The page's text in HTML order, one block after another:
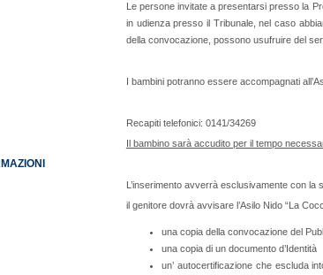
Le persone invitate a presentarsi presso la
in udienza presso il Tribunale, nel caso
della convocazione, possono usufruire del
I bambini potranno essere accompagnati
Recapiti telefonici: 0141/34269
Il bambino sarà accudito per il tempo
L’inserimento avverrà esclusivamente con la
il genitore dovrà avvisare l’Asilo Nido “La
una copia della convocazione del
una copia di un documento d’Identità
un’ autocertificazione che escluda